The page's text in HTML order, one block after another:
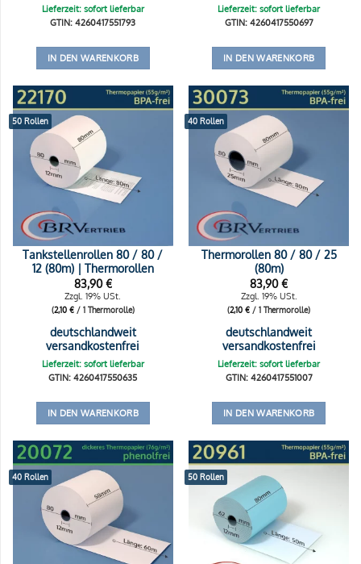
Lieferzeit: sofort lieferbar
GTIN: 4260417551793
IN DEN WARENKORB
Lieferzeit: sofort lieferbar
GTIN: 4260417550697
IN DEN WARENKORB
50 Rollen
Tankstellenrollen 80 / 80 /
12 (80m) | Thermorollen
83,90€
Zzgl. 19% USt.
(2,10 €/ 1 Thermorolle)
deutschlandweit
versandkostenfrei
Lieferzeit: sofort lieferbar
GTIN: 4260417550635
IN DEN WARENKORB
40 Rollen
Thermorollen 80 / 80 / 25
(80m)
83,90€
Zzgl. 19% USt.
(2,10€ / 1 Thermorolle)
deutschlandweit
versandkostenfrei
Lieferzeit: sofort lieferbar
GTIN: 4260417551007
IN DEN WARENKORB
40 Rollen 50 Rollen